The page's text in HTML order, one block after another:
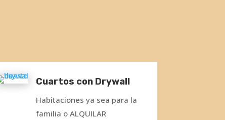
Cuartos con Drywall
Habitaciones ya sea para la
familia o ALQUILAR